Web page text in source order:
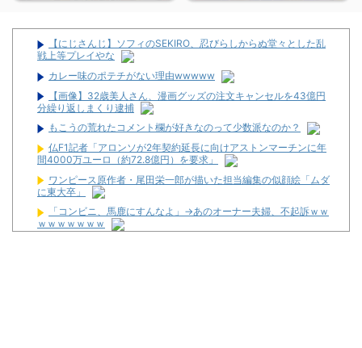
【にじさんじ】ソフィのSEKIRO、忍びらしからぬ堂々とした乱
戦上等プレイやな
カレー味のポテチがない理由wwwww
【画像】32歳美人さん、漫画グッズの注文キャンセルを43億円
分繰り返しまくり逮捕
もこうの荒れたコメント欄が好きなのって少数派なのか？
仏F1記者「アロンソが2年契約延長に向けアストンマーチンに年
間4000万ユーロ（約72.8億円）を要求」
ワンピース原作者・尾田栄一郎が描いた担当編集の似顔絵「ムダ
に東大卒」
「コンビニ、馬鹿にすんなよ」→あのオーナー夫婦、不起訴ｗｗ
ｗｗｗｗｗｗｗ